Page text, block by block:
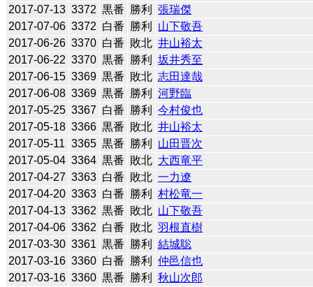
2017-07-13 3372 黒番 勝利
張瑞傑
2017-07-06 3372 白番 勝利
山下敬吾
2017-06-26 3370 白番 敗北 井山裕太
2017-06-22 3370 黒番 勝利
坂井秀至
2017-06-15 3369 黒番 敗北 志田達哉
2017-06-08 3369 黒番 勝利
河野臨
2017-05-25 3367 白番 勝利
今村俊也
2017-05-18 3366 黒番 敗北 井山裕太
2017-05-11 3365 黒番 勝利
山田晋次
2017-05-04 3364 黒番 敗北 大西竜平
2017-04-27 3363 白番 敗北 一力遼
2017-04-20 3363 白番 勝利
村松竜一
2017-04-13 3362 黒番 敗北 山下敬吾
2017-04-06 3362 白番 敗北 羽根直樹
2017-03-30 3361 黒番 勝利
結城聡
2017-03-16 3360 白番 勝利
仲邑信也
2017-03-16 3360 黒番 勝利
秋山次郎